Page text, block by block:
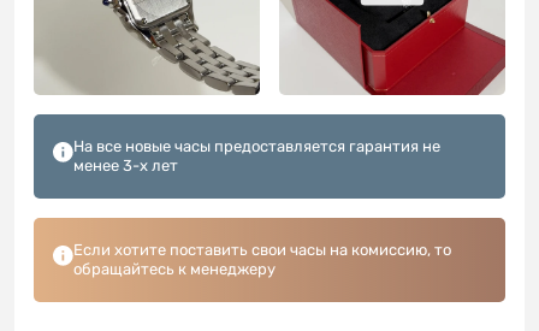
На все новые часы предоставляется гарантия не
менее 3-х лет
Если хотите поставить свои часы на комиссию, то
обращайтесь к менеджеру